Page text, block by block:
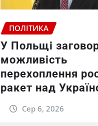
ПОЛІТИКА
У Польщі
можливість
перехоплення
ракет над
Сер 6, 2026